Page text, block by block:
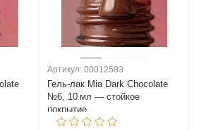
Артикул: 00012583
Гель‑лак Mia Dark Chocolate
№6, 10 мл — стойкое
покрытие